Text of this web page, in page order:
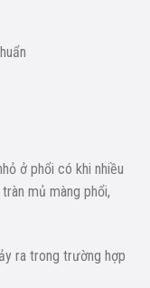
ở phổi có khi nhiều
mủ màng phổi,
ra trong trường hợp